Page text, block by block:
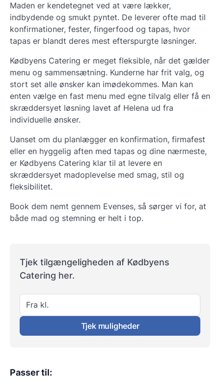
Maden er kendetegnet ved at være lækker,
indbydende og smukt pyntet. De leverer ofte mad til
konfirmationer, fester, fingerfood og tapas, hvor
tapas er blandt deres mest efterspurgte løsninger.
Kødbyens Catering er meget fleksible, når det gælder
menu og sammensætning. Kunderne har frit valg, og
stort set alle ønsker kan imødekommes. Man kan
enten vælge en fast menu med egne tilvalg eller få en
skræddersyet løsning lavet af Helena ud fra
individuelle ønsker.
Uanset om du planlægger en konfirmation, firmafest
eller en hyggelig aften med tapas og dine nærmeste,
er Kødbyens Catering klar til at levere en
skræddersyet madoplevelse med smag, stil og
fleksibilitet.
Book dem nemt gennem Evenses, så sørger vi for, at
både mad og stemning er helt i top.
Tjek tilgængeligheden af Kødbyens
Catering her.
Fra kl.
Tjek muligheder
Passer til: